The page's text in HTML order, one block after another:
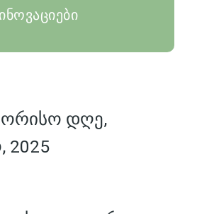
ინოვაციები
დღე,
2025